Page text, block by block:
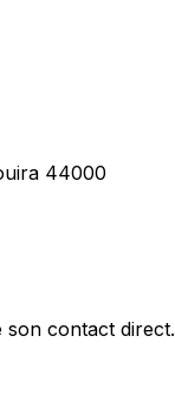
44000
son contact direct.